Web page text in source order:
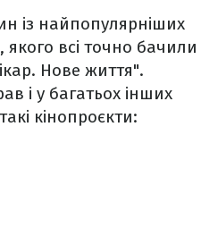
із найпопулярніших
якого всі точно бачили
Нове життя".
і у багатьох інших
кінопроєкти: